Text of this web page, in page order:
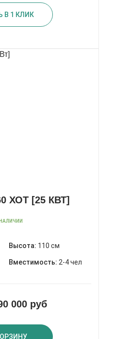
В 1 КЛИК
ХОТ [25 КВТ]
Высота: 110 см
Вместимость: 2-4 чел
000 руб